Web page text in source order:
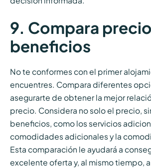
9. Compara
beneficios
No te conformes con el primer
encuentres. Compara diferentes
asegurarte de obtener la mejor
precio. Considera no solo el precio,
beneficios, como los servicios
comodidades adicionales y la
Esta comparación le ayudará a
excelente oferta y, al mismo tiempo,